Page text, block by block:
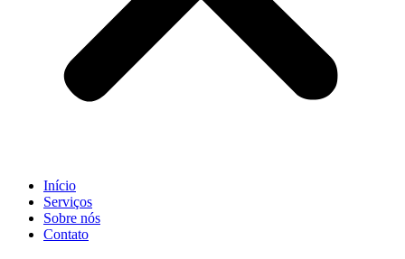
Início
Serviços
Sobre nós
Contato